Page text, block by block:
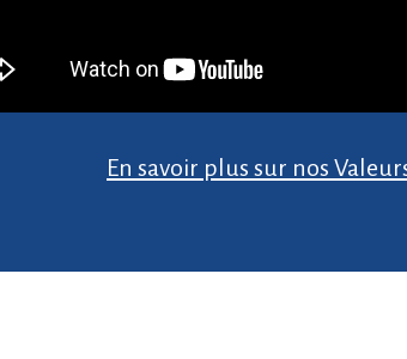
En savoir plus sur nos